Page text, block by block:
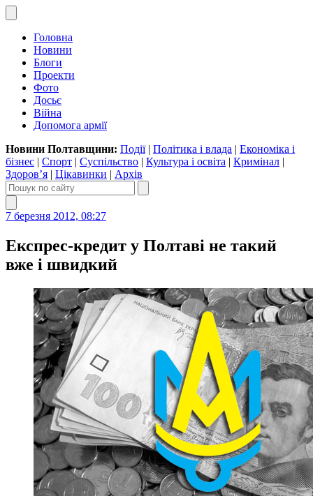
Головна
Новини
Блоги
Проекти
Фото
Досьє
Війна
Допомога армії
Новини Полтавщини: Події| Політика і влада | Економіка і
бізнес | Спорт | Суспільство | Культура і освіта | Кримінал |
Здоров’я | Цікавинки | Архів
7 березня 2012, 08:27
Експрес-кредит у Полтаві не такий
вже і швидкий